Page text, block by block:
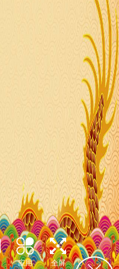
应用 全屏